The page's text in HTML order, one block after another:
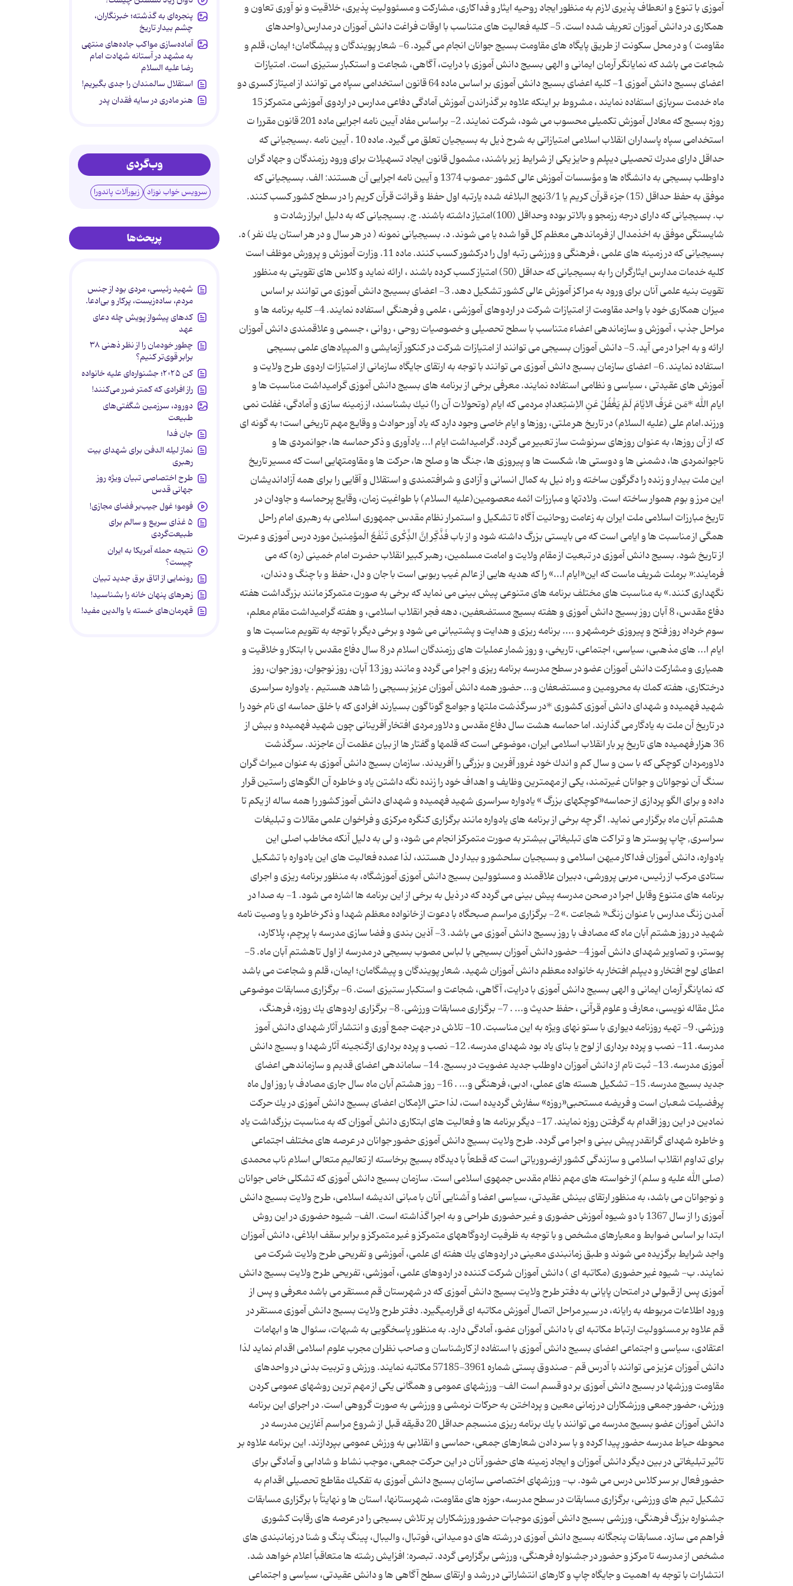
پنجره‌ای به گذشته؛ خبرنگاران،
چشم بیدار تاریخ
آماده‌سازی مواکب جاده‌های منتهی
به مشهد در آستانه شهادت امام
رضا علیه السلام
استقلال سالمندان را جدی بگیریم!
هنر مادری در سایه‌ فقدان پدر
وب‌گردی
سرویس خواب نوزاد زیورآلات پاندورا
پربحث‌ها
شهید رئیسی، مردی بود از جنس
مردم، ساده‌زیست، پرکار و بی‌ادعا.
کدهای پیشواز پویش چله دعای
عهد
چطور خودمان را از نظر ذهنی ۳۸
برابر قوی‌تر کنیم؟
کن ۲۰۲۵؛ جشنواره‌ای علیه خانواده
راز افرادی که کمتر ضرر می‌کنند!
دورود، سرزمین شگفتی‌های
طبیعت
جان فدا
نماز لیله الدفن برای شهدای بیت
رهبری
طرح اختصاصی تبیان ویژه روز
جهانی قدس
فومو؛ غول جیب‌بر فضای مجازی!
۵ غذای سریع و سالم برای
طبیعت‌گردی
نتیجه حمله آمریکا به ایران
چیست؟
رونمایی از اتاق برق جدید تبیان
زهرهای پنهان خانه را بشناسید!
قهرمان‌های خسته یا والدین مفید!